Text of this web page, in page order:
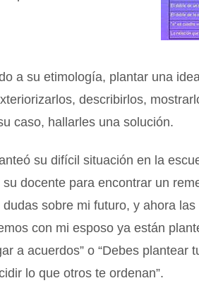
a su etimología, plantar una
describirlos,
caso, hallarles una solución.
su difícil situación en la
docente para encontrar un
sobre mi futuro, y ahora las
con mi esposo ya están
a acuerdos” o “Debes plantear
lo que otros te ordenan”.